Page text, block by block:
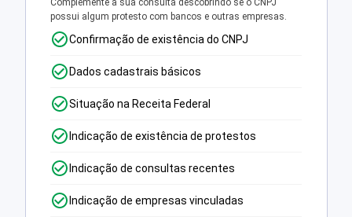
Complemente a sua consulta descobrindo se o CNPJ
possui algum protesto com bancos e outras empresas.
Confirmação de existência do CNPJ
Dados cadastrais básicos
Situação na Receita Federal
Indicação de existência de protestos
Indicação de consultas recentes
Indicação de empresas vinculadas